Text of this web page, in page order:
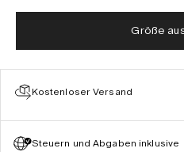
Größe
Kostenloser Versand
Steuern und Abgaben inklusive